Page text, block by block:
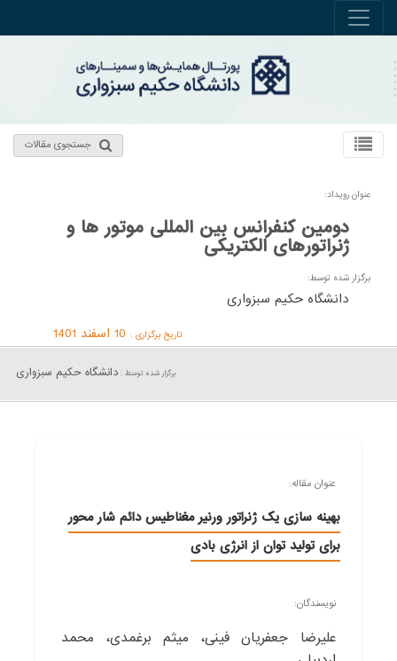
جستجوی مقالات
عنوان رویداد:
دومین کنفرانس بین المللی موتور ها و
ژنراتورهای الکتریکی
برگزار شده توسط:
دانشگاه حکیم سبزواری
تاریخ برگزاری :
برگزار شده توسط : دانشگاه حکیم سبزواری
عنوان مقاله:
بهینه سازی یک ژنراتور ورنیر مغناطیس دائم شار محور
برای تولید توان از انرژی بادی
نویسندگان:
علیرضا جعفریان فینی، میثم برغمدی، محمد